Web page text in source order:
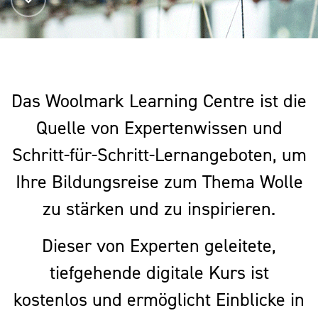
Das Woolmark Learning Centre ist die
Quelle von Expertenwissen und
Schritt-für-Schritt-Lernangeboten, um
Ihre Bildungsreise zum Thema Wolle
zu stärken und zu inspirieren.
Dieser von Experten geleitete,
tiefgehende digitale Kurs ist
kostenlos und ermöglicht Einblicke in